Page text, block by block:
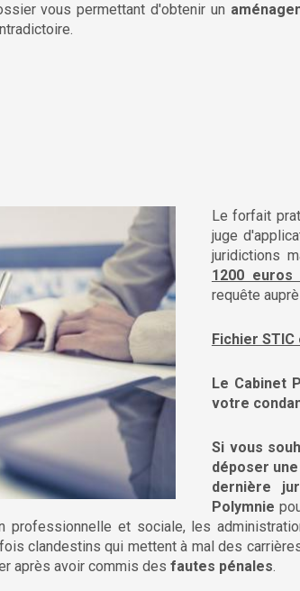
vous permettant d'obtenir un
Le forfait
juge
juridictions
1200 euros
requête
Fichier STIC
Le Cabinet
votre
Si vous
déposer
dernière
Polymnie
professionnelle et sociale, les
clandestins qui mettent à mal des
après avoir commis des fautes pénales.